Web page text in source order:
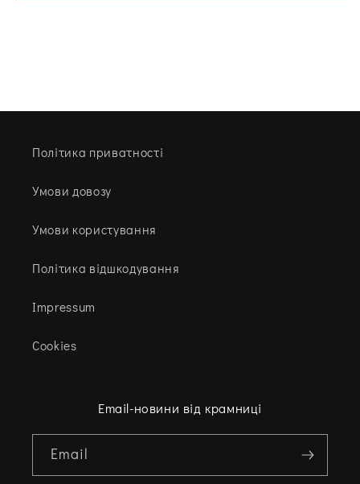
Політика приватності
Умови довозу
Умови користування
Політика відшкодування
Impressum
Cookies
Email-новини від крамниці
Email